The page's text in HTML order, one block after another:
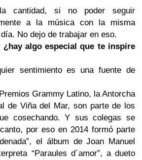
cantidad, si no poder seguir
a la música con la misma
No dejo de trabajar en eso.
algo especial que te inspire
sentimiento es una fuente de
Grammy Latino, la Antorcha
de Viña del Mar, son parte de los
cosechando. Y sus colegas se
por eso en 2014 formó parte
el álbum de Joan Manuel
“Paraules d´amor”, a dueto